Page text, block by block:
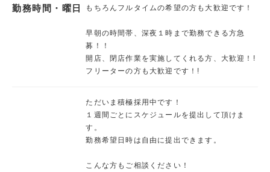
勤務時間・曜日
もちろんフルタイムの希望の方も大歓迎です！
早朝の時間帯、深夜１時まで勤務できる方急
募！！
開店、閉店作業を実施してくれる方、大歓迎！!
フリーターの方も大歓迎です！!
ただいま積極採用中です！
１週間ごとにスケジュールを提出して頂けま
す。
勤務希望日時は自由に提出できます。
こんな方もご相談ください！